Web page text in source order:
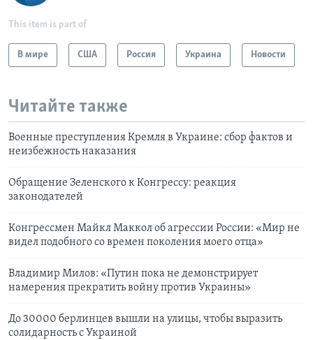
This item is part of
В мире США Россия Украина Новости
Читайте также
Военные преступления Кремля в Украине: сбор фактов и
неизбежность наказания
Обращение Зеленского к Конгрессу: реакция
законодателей
Конгрессмен Майкл Маккол об агрессии России: «Мир не
видел подобного со времен поколения моего отца»
Владимир Милов: «Путин пока не демонстрирует
намерения прекратить войну против Украины»
До 30000 берлинцев вышли на улицы, чтобы выразить
солидарность с Украиной